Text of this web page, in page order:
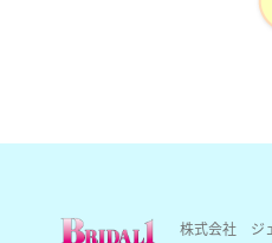
株式会社 ジ